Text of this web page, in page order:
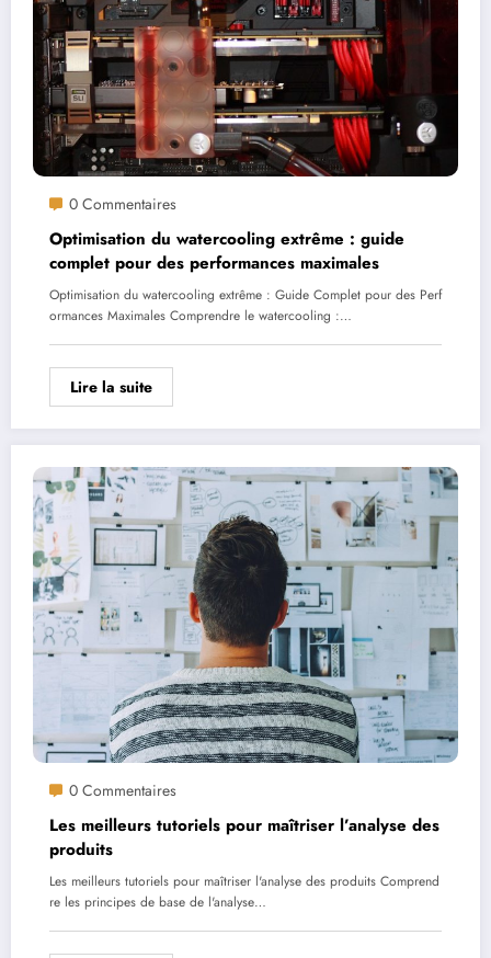
0 Commentaires
Optimisation du watercooling extrême : guide
complet pour des performances maximales
Optimisation du watercooling extrême : Guide Complet pour des Perf
ormances Maximales Comprendre le watercooling :…
Lire la suite
0 Commentaires
Les meilleurs tutoriels pour maîtriser l’analyse des
produits
Les meilleurs tutoriels pour maîtriser l'analyse des produits Comprend
re les principes de base de l'analyse…